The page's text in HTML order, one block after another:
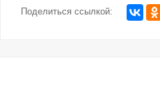
Поделиться ссылкой: